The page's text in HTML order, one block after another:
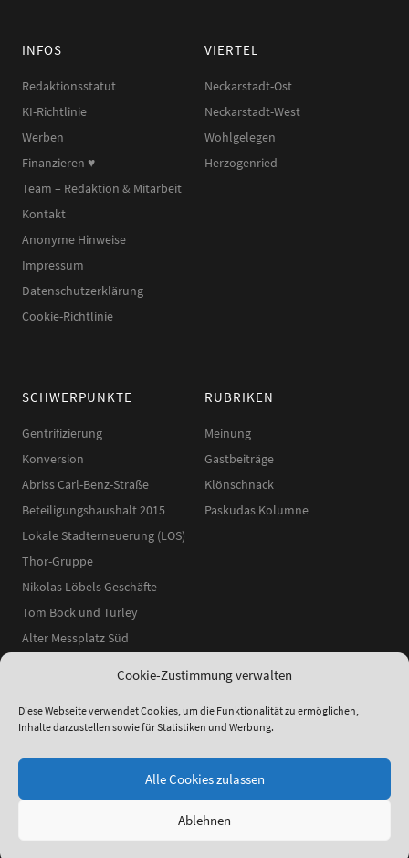
Cookie-Zustimmung verwalten
Diese Webseite verwendet Cookies, um die Funktionalität zu ermöglichen,
Inhalte darzustellen sowie für Statistiken und Werbung.
Alle Cookies zulassen
Ablehnen
INFOS
Redaktionsstatut
KI-Richtlinie
Werben
Finanzieren ♥︎
Team – Redaktion & Mitarbeit
Kontakt
Anonyme Hinweise
Impressum
Datenschutzerklärung
Cookie-Richtlinie
VIERTEL
Neckarstadt-Ost
Neckarstadt-West
Wohlgelegen
Herzogenried
SCHWERPUNKTE
Gentrifizierung
Konversion
Abriss Carl-Benz-Straße
Beteiligungshaushalt 2015
Lokale Stadterneuerung (LOS)
Thor-Gruppe
Nikolas Löbels Geschäfte
Tom Bock und Turley
Alter Messplatz Süd
RUBRIKEN
Meinung
Gastbeiträge
Klönschnack
Paskudas Kolumne
Theme:Elmastudio
Facebook
Instagram
YouTube
RSS